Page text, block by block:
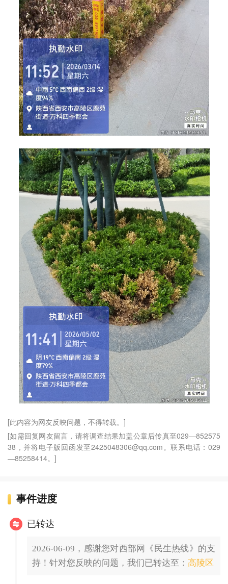
[此内容为网友反映问题，不得转载。]
[如需回复网友留言，请将调查结果加盖公章后传真至029—852575
38，并将电子版回函发至2425048306@qq.com。联系电话：029
—85258414。]
事件进度
已转达
2026-06-09，感谢您对西部网《民生热线》的支
持！针对您反映的问题，我们已转达至： 高陵区